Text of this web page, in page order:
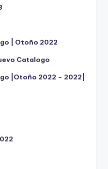
| Otoño 2022
Catalogo
|Otoño 2022 – 2022|